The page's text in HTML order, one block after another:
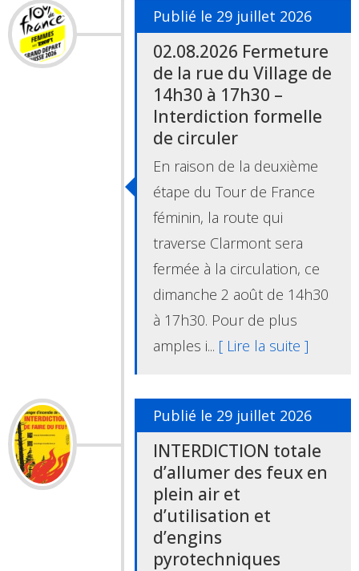
Publié le 29 juillet 2026
02.08.2026 Fermeture
de la rue du Village de
14h30 à 17h30 –
Interdiction formelle
de circuler
En raison de la deuxième
étape du Tour de France
féminin, la route qui
traverse Clarmont sera
fermée à la circulation, ce
dimanche 2 août de 14h30
à 17h30. Pour de plus
amples i... [ Lire la suite ]
Publié le 29 juillet 2026
INTERDICTION totale
d’allumer des feux en
plein air et
d’utilisation et
d’engins
pyrotechniques